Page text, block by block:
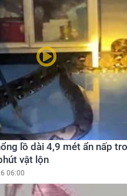
lồ dài 4,9 mét ẩn nấp
vật lộn
06:00